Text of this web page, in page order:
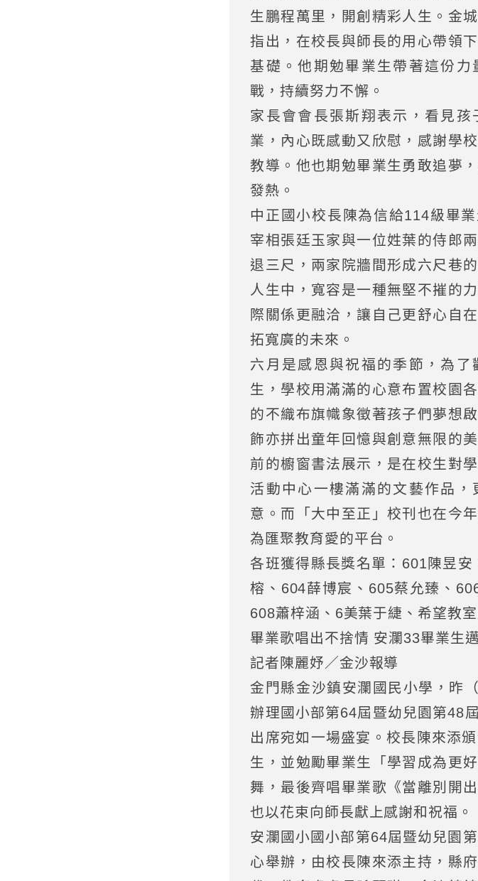
生鵬程萬里，開創精彩人生。金
指出，在校長與師長的用心帶領
基礎。他期勉畢業生帶著這份力
戰，持續努力不懈。
家長會會長張斯翔表示，看見孩
業，內心既感動又欣慰，感謝學
教導。他也期勉畢業生勇敢追夢
發熱。
中正國小校長陳為信給114級畢
宰相張廷玉家與一位姓葉的侍郎
退三尺，兩家院牆間形成六尺巷
人生中，寬容是一種無堅不摧的
際關係更融洽，讓自己更舒心自
拓寬廣的未來。
六月是感恩與祝福的季節，為了
生，學校用滿滿的心意布置校園
的不織布旗幟象徵著孩子們夢想
飾亦拼出童年回憶與創意無限的
前的櫥窗書法展示，是在校生對
活動中心一樓滿滿的文藝作品，
意。而「大中至正」校刊也在今
為匯聚教育愛的平台。
各班獲得縣長獎名單：601陳昱
榕、604薛博宸、605蔡允臻、
608蕭梓涵、6美葉于緁、希望教室
畢業歌唱出不捨情 安瀾33畢業生
記者陳麗妤／金沙報導
金門縣金沙鎮安瀾國民小學，昨
辦理國小部第64屆暨幼兒園第48
出席宛如一場盛宴。校長陳來添
生，並勉勵畢業生「學習成為更
舞，最後齊唱畢業歌《當離別開
也以花束向師長獻上感謝和祝福。
安瀾國小國小部第64屆暨幼兒園
心舉辦，由校長陳來添主持，縣